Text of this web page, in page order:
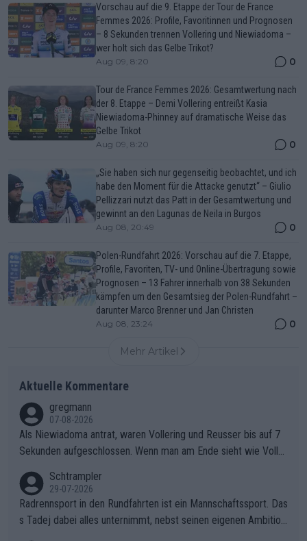
Vorschau auf die 9. Etappe der Tour de France
Femmes 2026: Profile, Favoritinnen und Prognosen
– 8 Sekunden trennen Vollering und Niewiadoma –
wer holt sich das Gelbe Trikot?
Aug 09, 8:20 0
Tour de France Femmes 2026: Gesamtwertung nach
der 8. Etappe – Demi Vollering entreißt Kasia
Niewiadoma-Phinney auf dramatische Weise das
Gelbe Trikot
Aug 09, 8:20 0
„Sie haben sich nur gegenseitig beobachtet, und ich
habe den Moment für die Attacke genutzt“ – Giulio
Pellizzari nutzt das Patt in der Gesamtwertung und
gewinnt an den Lagunas de Neila in Burgos
Aug 08, 20:49 0
Polen-Rundfahrt 2026: Vorschau auf die 7. Etappe,
Profile, Favoriten, TV- und Online-Übertragung sowie
Prognosen – 13 Fahrer innerhalb von 38 Sekunden
kämpfen um den Gesamtsieg der Polen-Rundfahrt –
darunter Marco Brenner und Jan Christen
Aug 08, 23:24 0
Mehr Artikel
Aktuelle Kommentare
gregmann
07-08-2026
Als Niewiadoma antrat, waren Vollering und Reusser bis auf 7
Sekunden aufgeschlossen. Wenn man am Ende sieht wie Voller
ering die 7 Sekunden zu Niewiadoma nicht geschlossen hat un
d den Abstand hat anwachsen lassen. Ein schwerer taktischer
Fehler, der den Tour Sieg kosten wird.Diese Beobachtung trifft
Schtrampler
29-07-2026
Radrennsport in den Rundfahrten ist ein Mannschaftssport. Das
s Tadej dabei alles unternimmt, nebst seinen eigenen Ambition